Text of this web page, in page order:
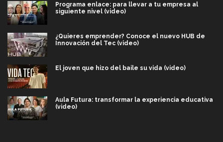
Programa enlace: para llevar a tu empresa al
siguiente nivel (video)
¿Quieres emprender? Conoce el nuevo HUB de
Innovación del Tec (video)
El joven que hizo del baile su vida (video)
Aula Futura: transformar la experiencia educativa
(video)